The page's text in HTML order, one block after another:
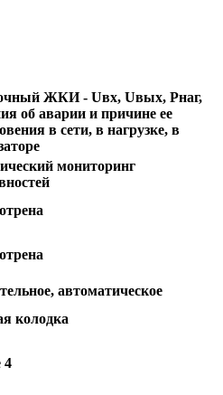
ЖКИ - Uвх, Uвых, Pнаг,
об аварии и причине ее
в сети, в нагрузке, в
мониторинг
автоматическое
колодка
4